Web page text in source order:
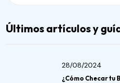
Últimos artículos y
28/08/2024
¿Cómo Checar tu